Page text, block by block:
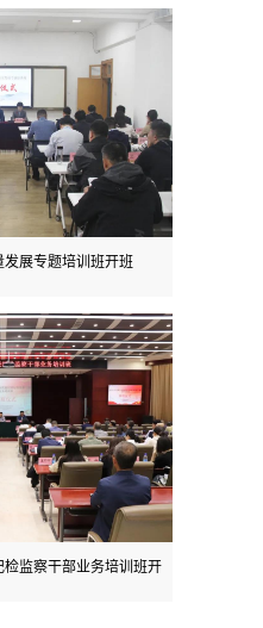
展专题培训班开班
监察干部业务培训班开